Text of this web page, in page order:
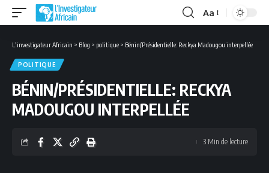
Font
Aa
L'investigateur Africain > Blog > politique > Bénin/Présidentielle: Reckya Madougou interpellée
POLITIQUE
BÉNIN/PRÉSIDENTIELLE: RECKYA
MADOUGOU INTERPELLÉE
3 Min de lecture